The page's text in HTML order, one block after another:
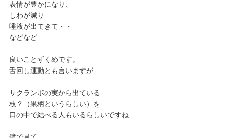
表情が豊かになり、
しわが減り
唾液が出てきて・・
などなど
良いことずくめです。
舌回し運動とも言いますが
サクランボの実から出ている
枝？（果柄というらしい）を
口の中で結べる人もいるらしいですね